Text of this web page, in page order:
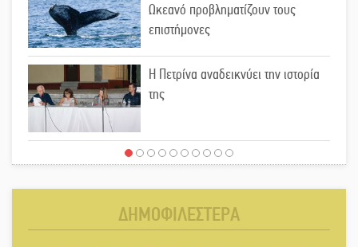
Ωκεανό προβληματίζουν τους
επιστήμονες
Η Πετρίνα αναδεικνύει την ιστορία
της
Έρχεται η 1η Γιορτή Μπύρας στην
ΔΗΜΟΦΙΛΕΣΤΕΡΑ